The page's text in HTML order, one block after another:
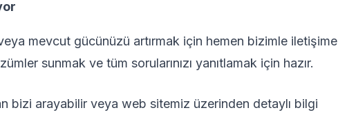
mevcut gücünüzü artırmak için hemen bizimle iletişime
sunmak ve tüm sorularınızı yanıtlamak için hazır.
bizi arayabilir veya web sitemiz üzerinden detaylı bilgi